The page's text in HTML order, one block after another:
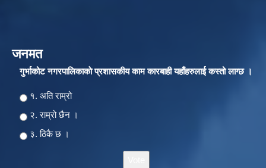
जनमत
गुर्भाकोट नगरपालिकाकाे प्रशासकीय काम कारबाही यहाँहरुलाई कस्तो लाग्छ ।
Choices
१. अति राम्रो
२‍‍. राम्रो छैन ।
३. ठिकै छ ।